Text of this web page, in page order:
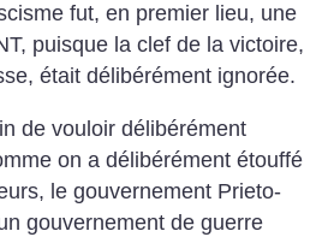
fut, en premier lieu, une
puisque la clef de la victoire,
était délibérément ignorée.
de vouloir délibérément
on a délibérément étouffé
le gouvernement Prieto-
gouvernement de guerre